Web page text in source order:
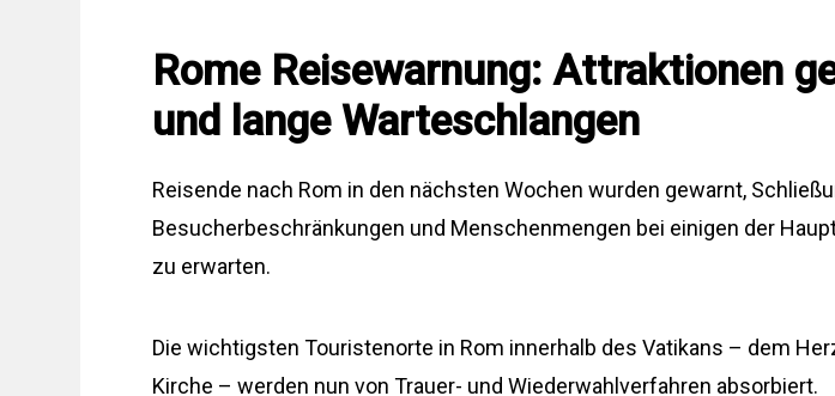
Rome Reisewarnung: Attraktionen
und lange Warteschlangen
Reisende nach Rom in den nächsten Wochen wurden gewarnt,
Besucherbeschränkungen und Menschenmengen bei einigen der
zu erwarten.
Die wichtigsten Touristenorte in Rom innerhalb des Vatikans – dem
Kirche – werden nun von Trauer- und Wiederwahlverfahren absorbiert.